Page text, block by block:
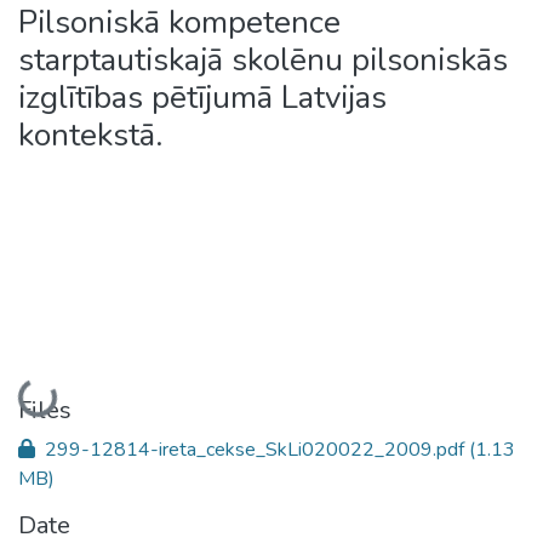
Pilsoniskā kompetence
starptautiskajā skolēnu pilsoniskās
izglītības pētījumā Latvijas
kontekstā.
Loading...
Files
299-12814-ireta_cekse_SkLi020022_2009.pdf(1.13
MB)
Date